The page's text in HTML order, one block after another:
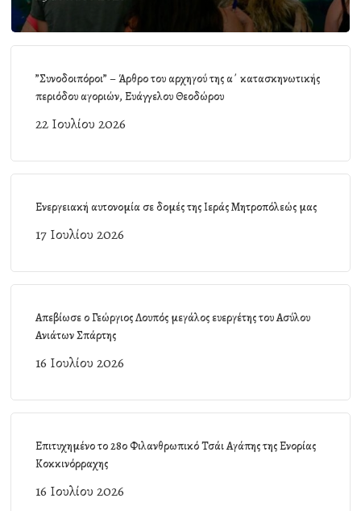
”Συνοδοιπόροι” – Άρθρο του αρχηγού της α΄ κατασκηνωτικής
περιόδου αγοριών, Ευάγγελου Θεοδώρου
22 Ιουλίου 2026
Ενεργειακή αυτονομία σε δομές της Ιεράς Μητροπόλεώς μας
17 Ιουλίου 2026
Απεβίωσε ο Γεώργιος Λουπός μεγάλος ευεργέτης του Ασύλου
Ανιάτων Σπάρτης
16 Ιουλίου 2026
Επιτυχημένο το 28ο Φιλανθρωπικό Τσάι Αγάπης της Ενορίας
Κοκκινόρραχης
16 Ιουλίου 2026